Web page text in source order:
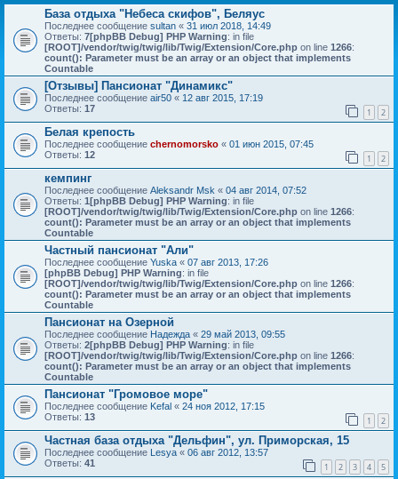
База отдыха "Небеса скифов", Беляус
Последнее сообщение sultan « 31 июл 2018, 14:49
Ответы: 7[phpBB Debug] PHP Warning: in file
[ROOT]/vendor/twig/twig/lib/Twig/Extension/Core.php on line 1266:
count(): Parameter must be an array or an object that implements
Countable
[Отзывы] Пансионат "Динамикс"
Последнее сообщение air50 « 12 авг 2015, 17:19
Ответы: 17 1 2
Белая крепость
Последнее сообщение chernomorsko « 01 июн 2015, 07:45
Ответы: 12 1 2
кемпинг
Последнее сообщение Aleksandr Msk « 04 авг 2014, 07:52
Ответы: 1[phpBB Debug] PHP Warning: in file
[ROOT]/vendor/twig/twig/lib/Twig/Extension/Core.php on line 1266:
count(): Parameter must be an array or an object that implements
Countable
Частный пансионат "Али"
Последнее сообщение Yuska « 07 авг 2013, 17:26
[phpBB Debug] PHP Warning: in file
[ROOT]/vendor/twig/twig/lib/Twig/Extension/Core.php on line 1266:
count(): Parameter must be an array or an object that implements
Countable
Пансионат на Озерной
Последнее сообщение Надежда « 29 май 2013, 09:55
Ответы: 2[phpBB Debug] PHP Warning: in file
[ROOT]/vendor/twig/twig/lib/Twig/Extension/Core.php on line 1266:
count(): Parameter must be an array or an object that implements
Countable
Пансионат "Громовое море"
Последнее сообщение Kefal « 24 ноя 2012, 17:15
Ответы: 13 1 2
Частная база отдыха "Дельфин", ул. Приморская, 15
Последнее сообщение Lesya « 06 авг 2012, 13:57
Ответы: 41 1 2 3 4 5